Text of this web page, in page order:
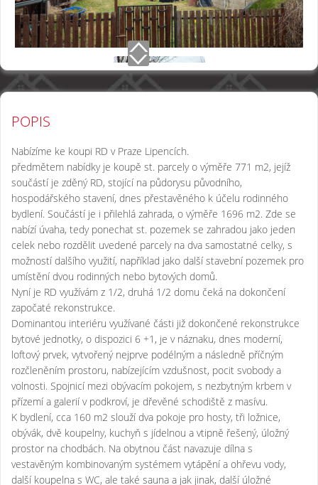
POPIS
Nabízíme ke koupi RD v Praze Lipencích.
předmětem nabídky je koupě st. parcely o výměře 771 m2, jejíž
součástí je zděný RD, stojící na půdorysu původního,
hospodářského stavení, dnes přestavěného k účelu rodinného
bydlení. Součástí je i přilehlá zahrada, o výměře 1696 m2. Zde se
nabízí úvaha, tedy ponechat st. pozemek se zahradou jako jeden
celek nebo rozdělit uvedené parcely na dva samostatné celky, s
možností dalšího využití, například jako další stavební pozemek pro
umístění dvou rodinných nebo bytových domů.
Nyní je RD využívám z 1/2, druhá 1/2 domu čeká na dokončení
započaté rekonstrukce.
Dominantou interiéru využívané části již dokončené rekonstrukce
bytové jednotky, o dispozici 6 +1, je v náznaku, dnes moderní,
loftový prvek, vytvořený nejprve podélným a následně příčným
rozčleněním prostoru, nabízejícím vzdušnost, pocit svobody a
volnosti. Spojnicí mezi obývacím pokojem, s nezbytným krbem v
přízemí a galerií v podkroví, je dřevěné schodiště z masívu.
K bydlení, cca 160 m2 slouží dva pokoje pro hosty, tři ložnice,
obývák, dvě koupelny, kuchyň s jídelnou a vtipně řešený, úložný
prostor na chodbách. Na obytnou část navazuje dílna s
vestavěným kombinovaným systémem vytápění a ohřevu vody,
další koupelna s WC, ale také sauna a jak jinak, další úložné